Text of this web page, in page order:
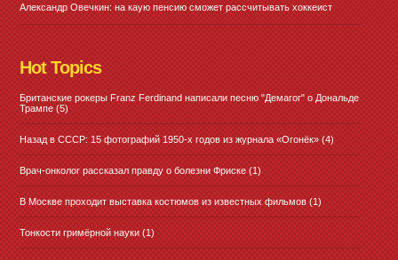
Александр Овечкин: на каую пенсию сможет рассчитывать хоккеист
Hot Topics
Британские рокеры Franz Ferdinand написали песню "Демагог" о Дональде
Трампе (5)
Назад в СССР: 15 фотографий 1950-х годов из журнала «Огонёк» (4)
Врач-онколог рассказал правду о болезни Фриске (1)
В Москве проходит выставка костюмов из известных фильмов (1)
Тонкости гримёрной науки (1)